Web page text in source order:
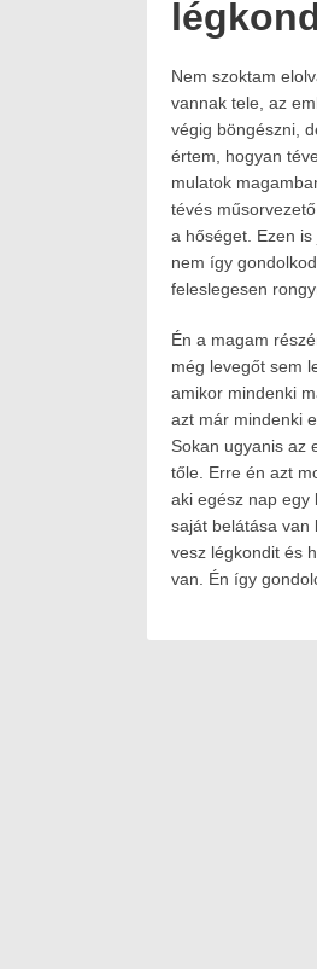
Posted
2020.07.17.
Author:
Havasokka
Nem szoktam
vannak tele, az
végig böngészni,
értem, hogyan
mulatok
tévés
a hőséget. Ezen
nem így
feleslegesen
Én a magam
még levegőt sem
amikor mindenki
azt már mindenki
Sokan ugyanis az
tőle. Erre én azt
aki egész nap egy
saját belátása van
vesz légkondit és
van. Én így